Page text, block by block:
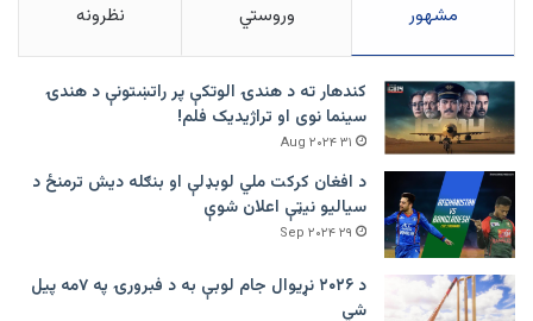
مشهور وروستي نظرونه
کندهار ته د هندۍ الوتکې پر راتښتونې د هندۍ
سینما نوی او تراژيديک فلم!
۳۱ Aug ۲۰۲۴
د افغان کرکت ملي لوبډلې او بنګله دیش ترمنځ د
سیالیو نیټې اعلان شوې
۲۹ Sep ۲۰۲۴
د ۲۰۲۶ نړیوال جام لوبې به د فبرورۍ په ۷مه پیل
شي